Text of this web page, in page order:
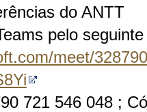
do ANTT
pelo
meet/
721 546 048 ;